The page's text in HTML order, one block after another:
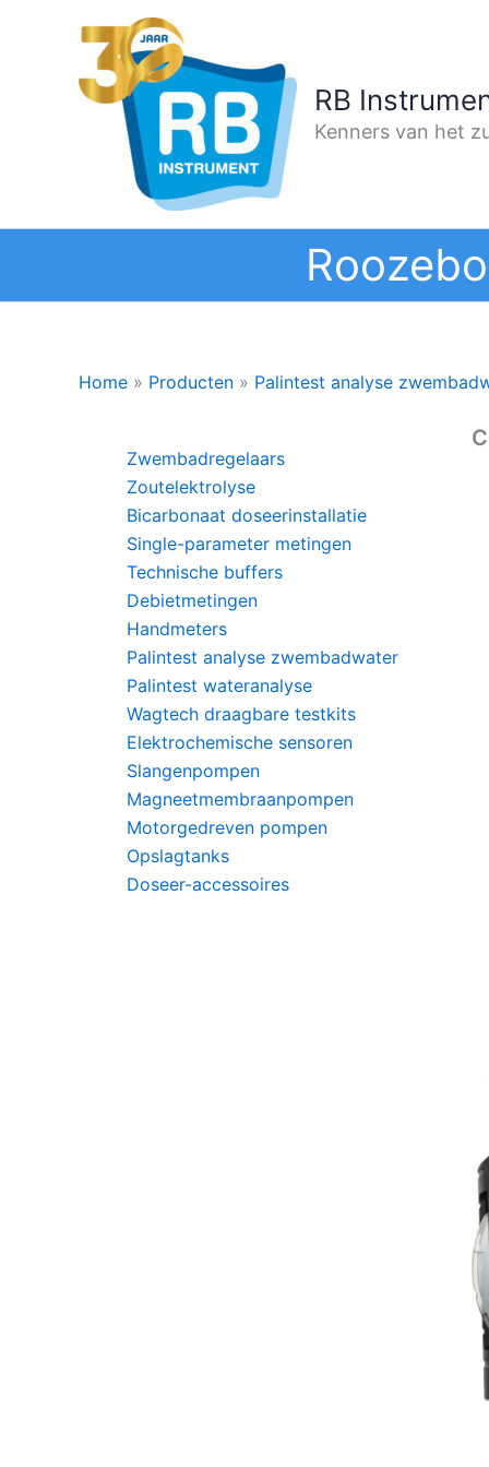
RB
Kenners van het
Home » Producten » Palintest analyse
Zwembadregelaars
Zoutelektrolyse
Bicarbonaat doseerinstallatie
Single-parameter metingen
Technische buffers
Debietmetingen
Handmeters
Palintest analyse zwembadwater
Palintest wateranalyse
Wagtech draagbare testkits
Elektrochemische sensoren
Slangenpompen
Magneetmembraanpompen
Motorgedreven pompen
Opslagtanks
Doseer-accessoires